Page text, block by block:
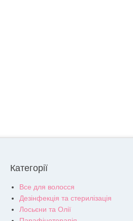
Категорії
Все для волосся
Дезінфекція та стерилізація
Лосьєни та Олії